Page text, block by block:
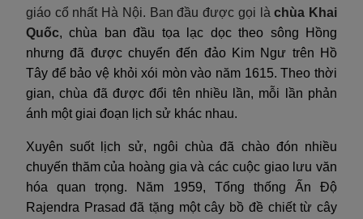
giáo cổ nhất Hà Nội. Ban đầu được gọi làchùa Khai
Quốc, chùa ban đầu tọa lạc dọc theo sông Hồng
nhưng đã được chuyển đến đảo Kim Ngư trên Hồ
Tây để bảo vệ khỏi xói mòn vào năm 1615. Theo thời
gian, chùa đã được đổi tên nhiều lần, mỗi lần phản
ánh một giai đoạn lịch sử khác nhau.
Xuyên suốt lịch sử, ngôi chùa đã chào đón nhiều
chuyến thăm của hoàng gia và các cuộc giao lưu văn
hóa quan trọng. Năm 1959, Tổng thống Ấn Độ
Rajendra Prasad đã tặng một cây bồ đề chiết từ cây